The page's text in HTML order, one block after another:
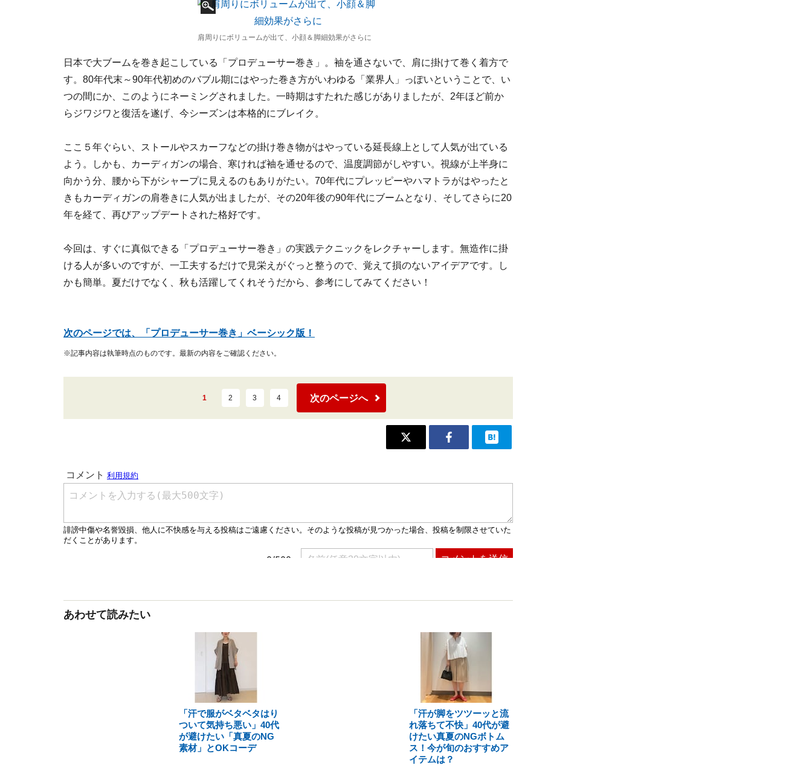
肩周りにボリュームが出て、小顔＆脚細効果がさらに
日本で大ブームを巻き起こしている「プロデューサー巻き」。袖を通さないで、肩に掛けて巻く着方で
す。80年代末～90年代初めのバブル期にはやった巻き方がいわゆる「業界人」っぽいということで、い
つの間にか、このようにネーミングされました。一時期はすたれた感じがありましたが、2年ほど前か
らジワジワと復活を遂げ、今シーズンは本格的にブレイク。
ここ５年ぐらい、ストールやスカーフなどの掛け巻き物がはやっている延長線上として人気が出ている
よう。しかも、カーディガンの場合、寒ければ袖を通せるので、温度調節がしやすい。視線が上半身に
向かう分、腰から下がシャープに見えるのもありがたい。70年代にプレッピーやハマトラがはやったと
きもカーディガンの肩巻きに人気が出ましたが、その20年後の90年代にブームとなり、そしてさらに20
年を経て、再びアップデートされた格好です。
今回は、すぐに真似できる「プロデューサー巻き」の実践テクニックをレクチャーします。無造作に掛
ける人が多いのですが、一工夫するだけで見栄えがぐっと整うので、覚えて損のないアイデアです。し
かも簡単。夏だけでなく、秋も活躍してくれそうだから、参考にしてみてください！
次のページでは、「プロデューサー巻き」ベーシック版！
※記事内容は執筆時点のものです。最新の内容をご確認ください。
1 2 3 4 次のページへ
あわせて読みたい
「汗で服がベタベタはり
ついて気持ち悪い」40代
が避けたい「真夏のNG
素材」とOKコーデ
「汗が脚をツツーッと流
れ落ちて不快」40代が避
けたい真夏のNGボトム
ス！今が旬のおすすめア
イテムは？